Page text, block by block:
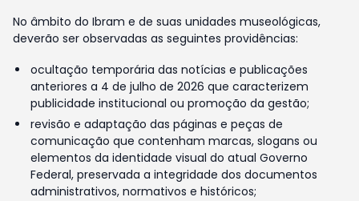
No âmbito do Ibram e de suas unidades museológicas,
deverão ser observadas as seguintes providências:
ocultação temporária das notícias e publicações
anteriores a 4 de julho de 2026 que caracterizem
publicidade institucional ou promoção da gestão;
revisão e adaptação das páginas e peças de
comunicação que contenham marcas, slogans ou
elementos da identidade visual do atual Governo
Federal, preservada a integridade dos documentos
administrativos, normativos e históricos;